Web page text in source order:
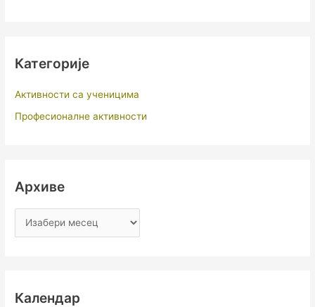
Категорије
Активности са ученицима
Професионалне активности
Архиве
Календар